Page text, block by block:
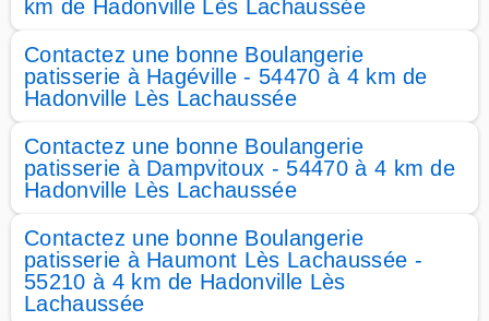
km de Hadonville Lès Lachaussée
Contactez une bonne Boulangerie
patisserie à Hagéville - 54470 à 4 km de
Hadonville Lès Lachaussée
Contactez une bonne Boulangerie
patisserie à Dampvitoux - 54470 à 4 km de
Hadonville Lès Lachaussée
Contactez une bonne Boulangerie
patisserie à Haumont Lès Lachaussée -
55210 à 4 km de Hadonville Lès
Lachaussée